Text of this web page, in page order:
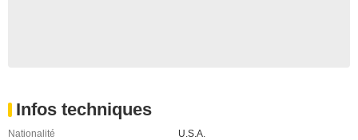
Infos techniques
Nationalité
U.S.A.